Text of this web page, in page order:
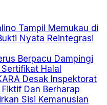
Tampil Memukau di
Nyata Reintegrasi
Berpacu Dampingi
Halal
Desak Inspektorat
Dan Berharap
Sisi Kemanusian